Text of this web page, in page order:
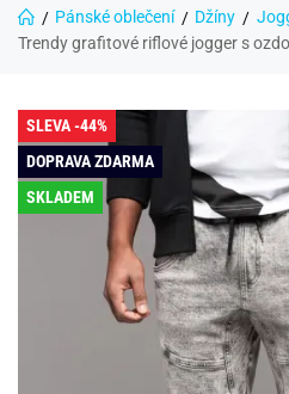
Pánské oblečení Džíny
Trendy grafitové riflové jogger s
SLEVA -44%
DOPRAVA ZDARMA
SKLADEM